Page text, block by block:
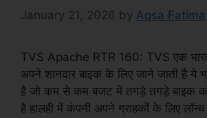
January 21, 2026 by Aqsa Fatima
TVS Apache RTR 160: TVS एक
अपने शानदार बाइक के लिए जाने जाती है ये
है जो कम से कम बजट में तगड़े तगड़े बाइक को
है हालही में कंपनी अपने ग्राहकों के लिए